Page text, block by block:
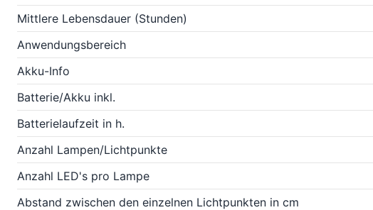
Mittlere Lebensdauer (Stunden)
Anwendungsbereich
Akku-Info
Batterie/Akku inkl.
Batterielaufzeit in h.
Anzahl Lampen/Lichtpunkte
Anzahl LED's pro Lampe
Abstand zwischen den einzelnen Lichtpunkten in cm